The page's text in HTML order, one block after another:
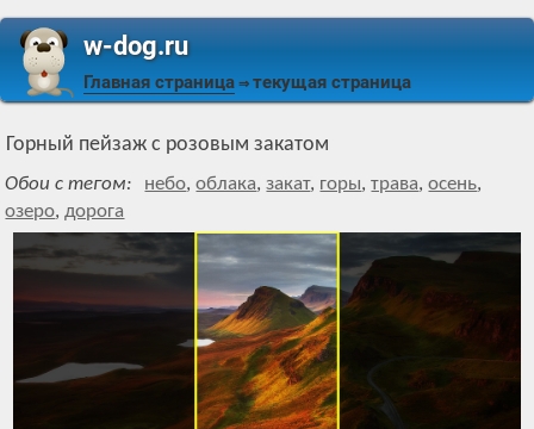
w-dog.ru
Главная страница ⇒ текущая страница
Горный пейзаж с розовым закатом
Обои с тегом: небо,облака,закат, горы,трава,осень,
озеро,дорога